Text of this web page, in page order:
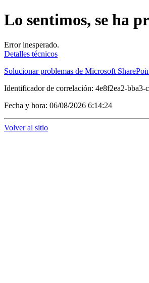
Lo sentimos, se ha
Error inesperado.
Detalles técnicos
Solucionar problemas de Microsoft
Identificador de correlación: 4e8f2ea2-
Fecha y hora: 06/08/2026 6:14:24
Volver al sitio